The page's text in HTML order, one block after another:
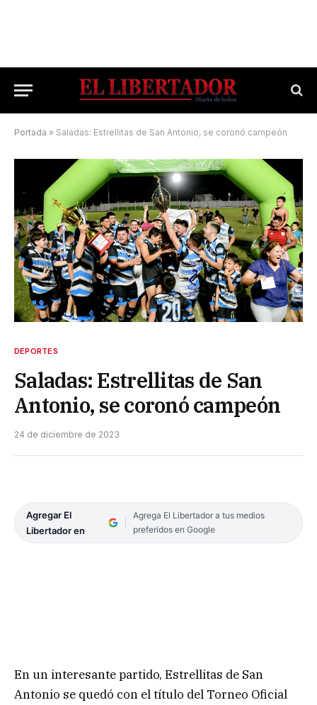
Portada » Saladas: Estrellitas de San Antonio, se coronó campeón
DEPORTES
Saladas: Estrellitas de San
Antonio, se coronó campeón
24 de diciembre de 2023
Agregar El
Libertador en
Agrega El Libertador a tus medios
preferidos en Google
En un interesante partido, Estrellitas de San
Antonio se quedó con el título del Torneo Oficial